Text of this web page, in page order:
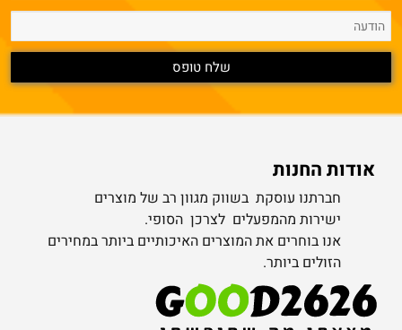
אודות החנות
חברתנו עוסקת בשווק מגוון רב של מוצרים
ישירות מהמפעלים לצרכן הסופי.
אנו בוחרים את המוצרים האיכותיים ביותר במחירים
הזולים ביותר.